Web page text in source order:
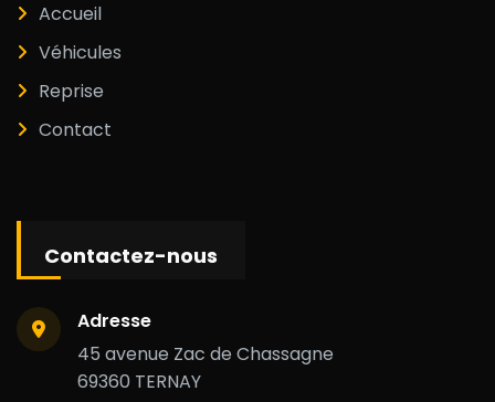
Accueil
Véhicules
Reprise
Contact
Contactez-nous
Adresse
45 avenue Zac de Chassagne
69360 TERNAY